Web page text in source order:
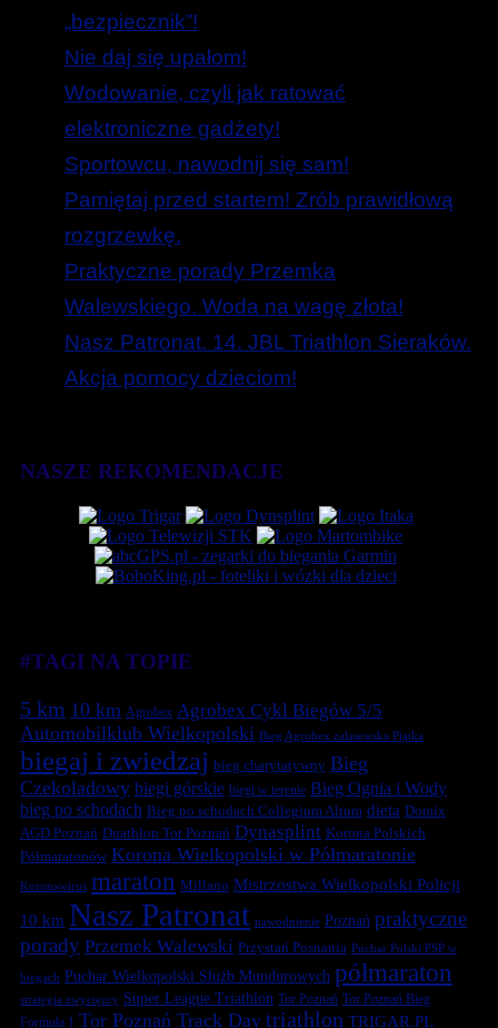
„bezpiecznik”!
Nie daj się upałom!
Wodowanie, czyli jak ratować
elektroniczne gadżety!
Sportowcu, nawodnij się sam!
Pamiętaj przed startem! Zrób prawidłową
rozgrzewkę.
Praktyczne porady Przemka
Walewskiego. Woda na wagę złota!
Nasz Patronat. 14. JBL Triathlon Sieraków.
Akcja pomocy dzieciom!
NASZE REKOMENDACJE
#TAGI NA TOPIE
5 km 10 km Agrobex Agrobex Cykl Biegów 5/5
Automobilklub Wielkopolski Bieg Agrobex zalasewska Piątka
biegaj i zwiedzaj bieg charytatywny Bieg
Czekoladowy biegi górskie biegi w terenie Bieg Ognia i Wody
bieg po schodach Bieg po schodach Collegium Altum dieta Domix
AGD Poznań Duathlon Tor Poznań Dynasplint Korona Polskich
Półmaratonów Korona Wielkopolski w Półmaratonie
Koronawirus maraton Millano Mistrzostwa Wielkopolski Policji
10 km Nasz Patronat nawodnienie Poznań praktyczne
porady Przemek Walewski Przystań Posnania Puchar Polski PSP w
biegach Puchar Wielkopolski Służb Mundurowych półmaraton
strategia zwycięzcy Super League Triathlon Tor Poznań Tor Poznań Bieg
Formuła 1 Tor Poznań Track Day triathlon TRIGAR.PL